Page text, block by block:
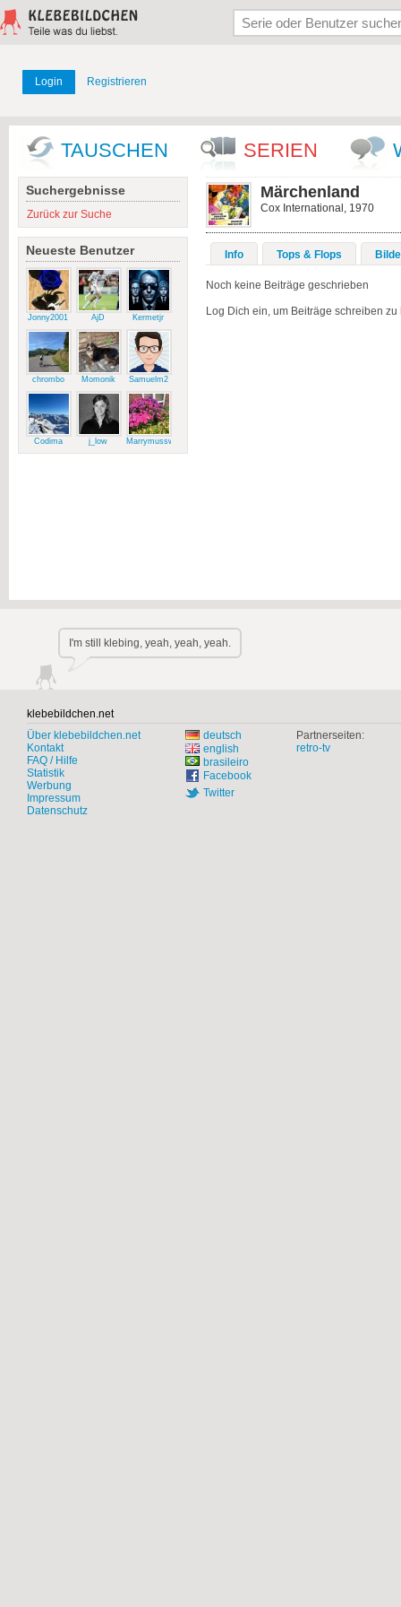
Login Registrieren
TAUSCHEN SERIEN
Suchergebnisse
Zurück zur Suche
Neueste Benutzer
Jonny2001 AjD Kermetjr
chrombo Momonik Samuelm2
Codima j_low Marrymussweg
Märchenland
Cox International, 1970
Info Tops & Flops
Noch keine Beiträge geschrieben
Log Dich ein, um Beiträge schreiben zu
I'm still klebing, yeah, yeah, yeah.
klebebildchen.net
Über klebebildchen.net
Kontakt
FAQ / Hilfe
Statistik
Werbung
Impressum
Datenschutz
deutsch
english
brasileiro
Facebook
Twitter
Partnerseiten:
retro-tv